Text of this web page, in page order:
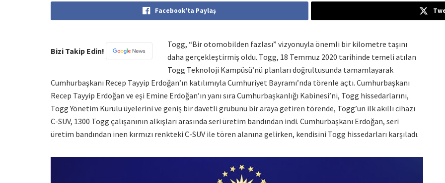
Facebook'ta Paylaş
Bizi Takip Edin!
Togg, “Bir otomobilden fazlası” vizyonuyla önemli bir kilometre taşını
daha gerçekleştirmiş oldu. Togg, 18 Temmuz 2020 tarihinde temeli atılan
Togg Teknoloji Kampüsü’nü planları doğrultusunda tamamlayarak
Cumhurbaşkanı Recep Tayyip Erdoğan’ın katılımıyla Cumhuriyet Bayramı’nda törenle açtı. Cumhurbaşkanı
Recep Tayyip Erdoğan ve eşi Emine Erdoğan’ın yanı sıra Cumhurbaşkanlığı Kabinesi’ni, Togg hissedarlarını,
Togg Yönetim Kurulu üyelerini ve geniş bir davetli grubunu bir araya getiren törende, Togg’un ilk akıllı cihazı
C-SUV, 1300 Togg çalışanının alkışları arasında seri üretim bandından indi. Cumhurbaşkanı Erdoğan, seri
üretim bandından inen kırmızı renkteki C-SUV ile tören alanına gelirken, kendisini Togg hissedarları karşıladı.